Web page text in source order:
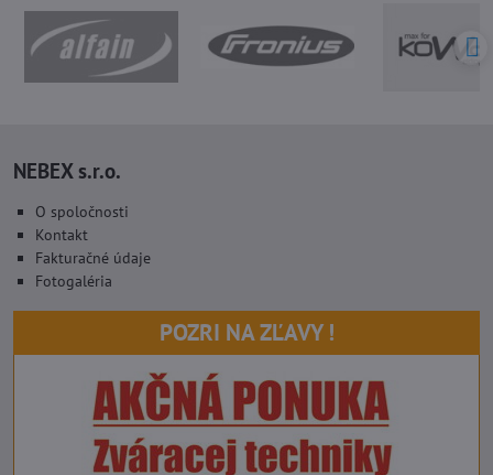
NEBEX s.r.o.
O spoločnosti
Kontakt
Fakturačné údaje
Fotogaléria
POZRI NA ZĽAVY !